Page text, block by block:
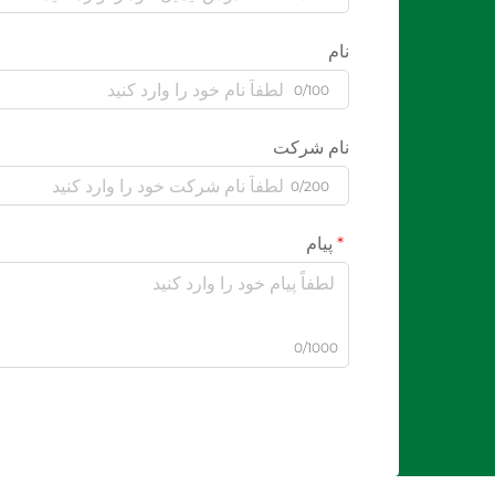
نام
0/100
نام شرکت
0/200
پیام
0/1000